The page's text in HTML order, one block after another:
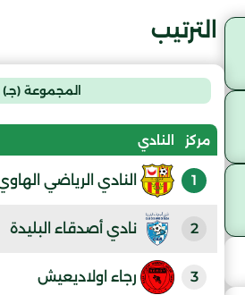
الترتيب
المجموعة (جـ)
مركز النادي
1 النادي الرياضي
2 نادي أصدقاء البليدة
3 رجاء اولاديعيش